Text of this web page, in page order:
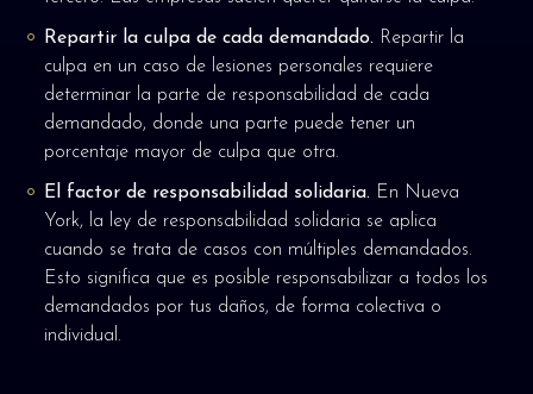
Repartir la culpa de cada demandado. Repartir la
culpa en un caso de lesiones personales requiere
determinar la parte de responsabilidad de cada
demandado, donde una parte puede tener un
porcentaje mayor de culpa que otra.
El factor de responsabilidad solidaria. En Nueva
York, la ley de responsabilidad solidaria se aplica
cuando se trata de casos con múltiples demandados.
Esto significa que es posible responsabilizar a todos los
demandados por tus daños, de forma colectiva o
individual.